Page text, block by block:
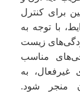
برای کنترل
با توجه به
زیست
مناسب
غیرفعال، به
منجر شود.